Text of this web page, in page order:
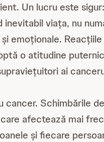
Un lucru este
viața, nu
emoționale.
o atitudine
ai
cancer. Schimbările
afectează mai
și fiecare